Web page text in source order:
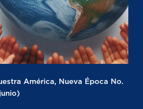
América, Nueva Época No.